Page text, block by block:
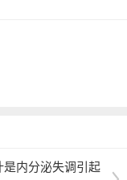
内分泌失调引起